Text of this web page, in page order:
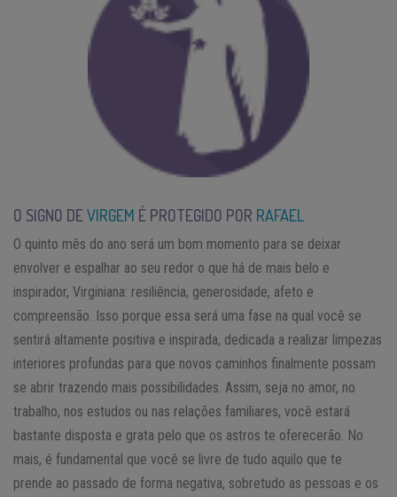
O SIGNO DEVIRGEM É PROTEGIDO POR RAFAEL
O quinto mês do ano será um bom momento para se deixar
envolver e espalhar ao seu redor o que há de mais belo e
inspirador, Virginiana: resiliência, generosidade, afeto e
compreensão. Isso porque essa será uma fase na qual você se
sentirá altamente positiva e inspirada, dedicada a realizar limpezas
interiores profundas para que novos caminhos finalmente possam
se abrir trazendo mais possibilidades. Assim, seja no amor, no
trabalho, nos estudos ou nas relações familiares, você estará
bastante disposta e grata pelo que os astros te oferecerão. No
mais, é fundamental que você se livre de tudo aquilo que te
prende ao passado de forma negativa, sobretudo as pessoas e os